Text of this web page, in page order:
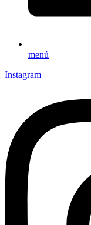
menú
Instagram